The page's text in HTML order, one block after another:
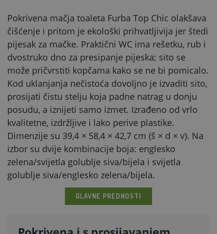
Pokrivena mačja toaleta Furba Top Chic olakšava
čišćenje i pritom je ekološki prihvatljivija jer štedi
pijesak za mačke. Praktični WC ima rešetku, rub i
dvostruko dno za presipanje pijeska; sito se
može pričvrstiti kopčama kako se ne bi pomicalo.
Kod uklanjanja nečistoća dovoljno je izvaditi sito,
prosijati čistu stelju koja padne natrag u donju
posudu, a iznijeti samo izmet. Izrađeno od vrlo
kvalitetne, izdržljive i lako perive plastike.
Dimenzije su 39,4 × 58,4 × 42,7 cm (š × d × v). Na
izbor su dvije kombinacije boja: englesko
zelena/svijetla golublje siva/bijela i svijetla
golublje siva/englesko zelena/bijela.
GLAVNE PREDNOSTI